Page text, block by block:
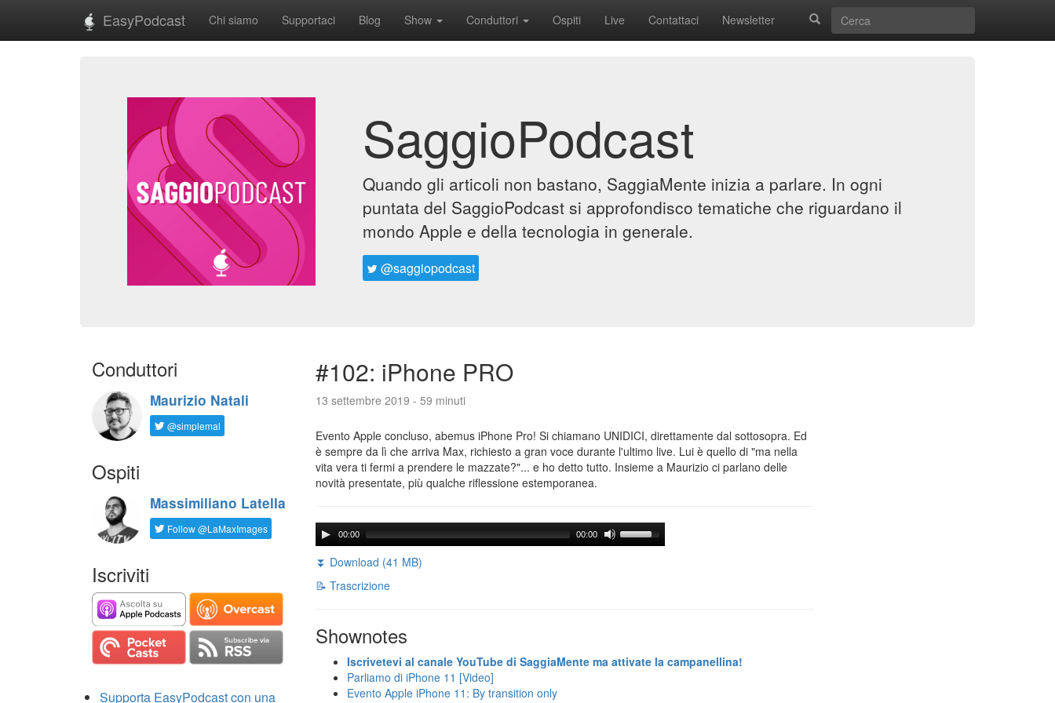
EasyPodcast Chi siamo Supportaci Blog Show Conduttori Ospiti Live Contattaci Newsletter
SaggioPodcast
Quando gli articoli non bastano, SaggiaMente inizia a parlare. In ogni
puntata del SaggioPodcast si approfondisco tematiche che riguardano il
mondo Apple e della tecnologia in generale.
@saggiopodcast
Conduttori
Maurizio Natali
@simplemal
Ospiti
Massimiliano Latella
Follow @LaMaxImages
Iscriviti
Supporta EasyPodcast con una
#102: iPhone PRO
13 settembre 2019 - 59 minuti
Evento Apple concluso, abemus iPhone Pro! Si chiamano UNIDICI, direttamente dal sottosopra. Ed
è sempre da lì che arriva Max, richiesto a gran voce durante l'ultimo live. Lui è quello di "ma nella
vita vera ti fermi a prendere le mazzate?"... e ho detto tutto. Insieme a Maurizio ci parlano delle
novità presentate, più qualche riflessione estemporanea.
00:00 00:00
⏬ Download (41 MB)
📝 Trascrizione
Shownotes
Iscrivetevi al canale YouTube di SaggiaMente ma attivate la campanellina!
Parliamo di iPhone 11 [Video]
Evento Apple iPhone 11: By transition only